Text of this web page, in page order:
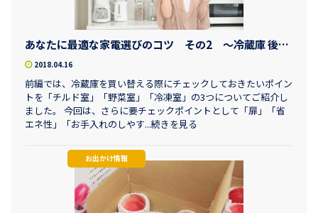
あなたに最適な家電選びのコツ その2 ～冷蔵庫 後編～
2018.04.16
前編では、冷蔵庫を買い替える際にチェックしておきたいポイン
トを「チルド室」「野菜室」「冷凍室」の3つについてご紹介し
ました。 今回は、さらに要チェックポイントとして「扉」「省
エネ性」「お手入れのしやす...続きを見る
お出かけ情報